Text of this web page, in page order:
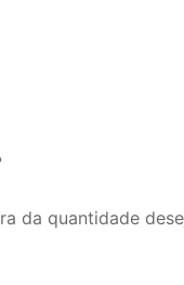
da quantidade